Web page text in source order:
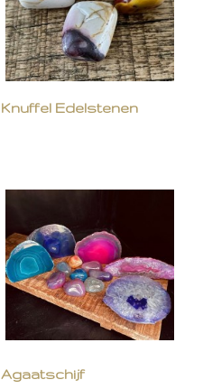
Knuffel Edelstenen
Agaatschijf